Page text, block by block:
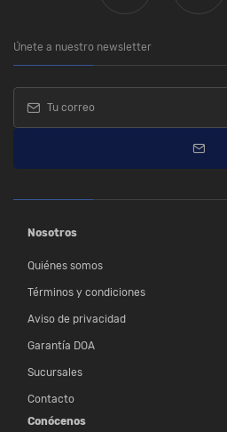
Únete a nuestro newsletter
Nosotros
Quiénes somos
Términos y condiciones
Aviso de privacidad
Garantía DOA
Sucursales
Contacto
Conócenos